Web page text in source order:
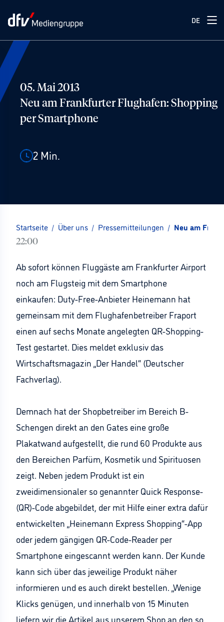
DE
05. Mai 2013
Neu am Frankfurter Flughafen: Shopping
per Smartphone
2 Min.
Startseite / Über uns / Pressemitteilungen / Neu am
22:00
Ab sofort können Fluggäste am Frankfurter Airport
noch am Flugsteig mit dem Smartphone
einkaufen: Duty-Free-Anbieter Heinemann hat
gemeinsam mit dem Flughafenbetreiber Fraport
einen auf sechs Monate angelegten QR-Shopping-
Test gestartet. Dies meldet exklusiv das
Wirtschaftsmagazin „Der Handel“ (Deutscher
Fachverlag).
Demnach hat der Shopbetreiber im Bereich B-
Schengen direkt an den Gates eine große
Plakatwand aufgestellt, die rund 60 Produkte aus
den Bereichen Parfüm, Kosmetik und Spirituosen
zeigt. Neben jedem Produkt ist ein
zweidimensionaler so genannter Quick Response-
(QR)-Code abgebildet, der mit Hilfe einer extra dafür
entwickelten „Heinemann Express Shopping“-App
oder jedem gängigen QR-Code-Reader per
Smartphone eingescannt werden kann. Der Kunde
kann sich über das jeweilige Produkt näher
informieren und es auch direkt bestellen. „Wenige
Klicks genügen, und innerhalb von 15 Minuten
liefern wir die Artikel aus unserem Shop an den so